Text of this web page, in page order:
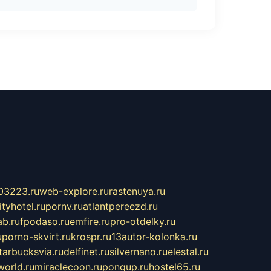
web-explore.rurastenuya.ru
pornv.ruatlantpereezd.ru
fpodaso.ruemfire.rupro-otdelky.ru
porno-skvirt.rukrospr.ru13autor-kolonka.ru
delfinet.rusilvernano.ruelestal.ru
miraclecoon.rupongup.ruhostel65.ru